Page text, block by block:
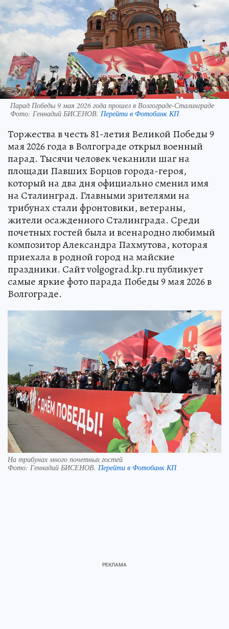
Парад Победы 9 мая 2026 года прошел в Волгограде-Сталинграде
Фото: Геннадий БИСЕНОВ. Перейти в Фотобанк КП
Торжества в честь 81-летия Великой Победы 9
мая 2026 года в Волгограде открыл военный
парад. Тысячи человек чеканили шаг на
площади Павших Борцов города-героя,
который на два дня официально сменил имя
на Сталинград. Главными зрителями на
трибунах стали фронтовики, ветераны,
жители осажденного Сталинграда. Среди
почетных гостей была и всенародно любимый
композитор Александра Пахмутова, которая
приехала в родной город на майские
праздники. Сайт volgograd.kp.ru публикует
самые яркие фото парада Победы 9 мая 2026 в
Волгограде.
На трибунах много почетных гостей
Фото: Геннадий БИСЕНОВ. Перейти в Фотобанк КП